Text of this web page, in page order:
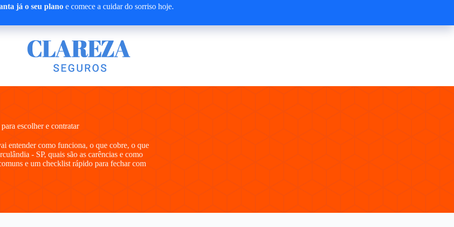
já o seu planoe comece a cuidar do sorriso hoje.
escolher e contratar
entender como funciona, o que cobre, o que
- SP, quais são as carências e como
e um checklist rápido para fechar com